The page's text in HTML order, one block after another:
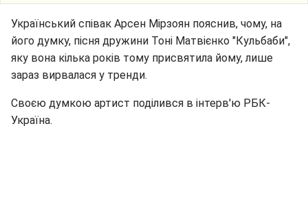
Український співак Арсен Мірзоян пояснив, чому, на
його думку, пісня дружини Тоні Матвієнко "Кульбаби",
яку вона кілька років тому присвятила йому, лише
зараз вирвалася у тренди.
Своєю думкою артист поділився в інтерв'ю РБК-
Україна.